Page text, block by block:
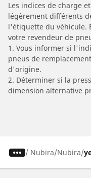
Les indices de charge
légèrement différents
l'étiquette du véhicule.
votre revendeur de
1. Vous informer si
pneus de
d'origine.
2. Déterminer si la
dimension alternative
/ Nubira Nubira